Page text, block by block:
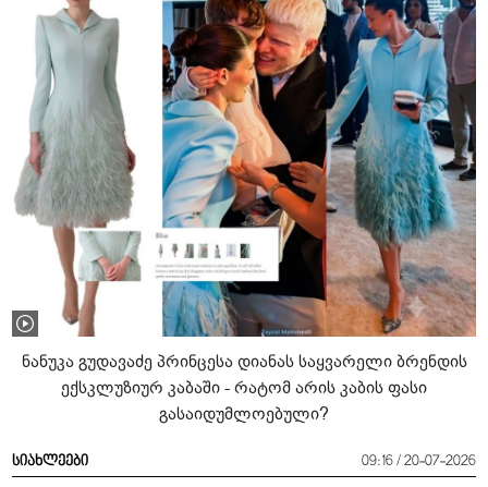
ნანუკა გუდავაძე პრინცესა დიანას საყვარელი ბრენდის
ექსკლუზიურ კაბაში - რატომ არის კაბის ფასი
გასაიდუმლოებული?
სიახლეები 09:16 / 20-07-2026